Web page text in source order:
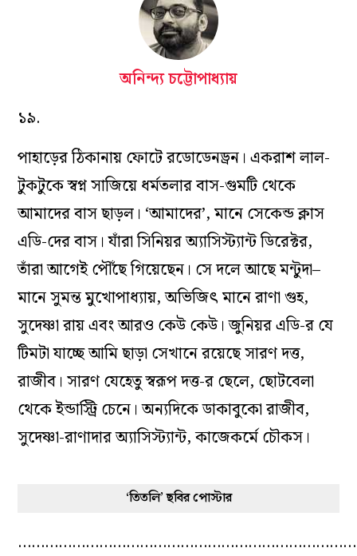
অনিন্দ্য চট্টোপাধ্যায়
১৯.
পাহাড়েরঠিকানায় ফোটে রডোডেনড্রন। একরাশ লাল-
টুকটুকে স্বপ্ন সাজিয়ে ধর্মতলার বাস-গুমটি থেকে
আমাদের বাস ছাড়ল। ‘আমাদের’, মানে সেকেন্ড ক্লাস
এডি-দের বাস। যাঁরা সিনিয়র অ‌্যাসিস্ট‌্যান্ট ডিরেক্টর,
তাঁরা আগেই পৌঁছে গিয়েছেন। সে দলে আছে মন্টুদা–
মানে সুমন্ত মুখোপাধ‌্যায়, অভিজিৎ মানে রাণা গুহ,
সুদেষ্ণা রায় এবং আরও কেউ কেউ। জুনিয়র এডি-র যে
টিমটা যাচ্ছে আমি ছাড়া সেখানে রয়েছেসারণ দত্ত,
রাজীব। সারণ যেহেতু স্বরূপ দত্ত-র ছেলে, ছোটবেলা
থেকে ইন্ডাস্ট্রি চেনে। অন‌্যদিকে ডাকাবুকো রাজীব,
সুদেষ্ণা-রাণাদার অ‌্যাসিস্ট্যান্ট, কাজেকর্মে চৌকস।
‘তিতলি’ ছবির পোস্টার